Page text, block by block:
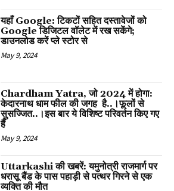
यहाँ Google: टिकटों सहित दस्तावेजों को
Google डिजिटल वॉलेट में रख सकेंगे;
डाउनलोड करें प्ले स्टोर से
May 9, 2024
Chardham Yatra, जो 2024 में होगा:
केदारनाथ धाम फील की जगह है..।फूलों से
सुसज्जित..।इस बार ये विशिष्ट परिवर्तन किए गए
हैं
May 9, 2024
Uttarkashi की खबरें: यमुनोत्री राजमार्ग पर
धरासू बैंड के पास पहाड़ी से पत्थर गिरने से एक
व्यक्ति की मौत